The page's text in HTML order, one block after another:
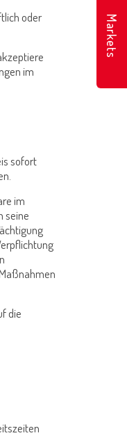
oder
im
sofort
im
seine
die
Markets